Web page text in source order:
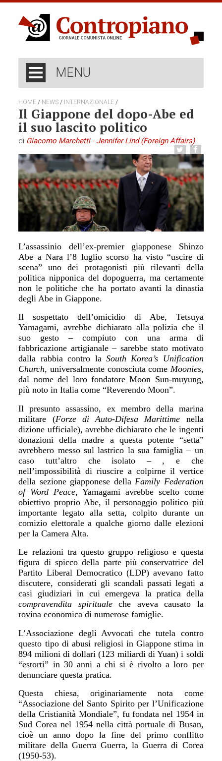
MENU
HOME / NEWS / INTERNAZIONALE /
Il Giappone del dopo-Abe ed
il suo lascito politico
di Giacomo Marchetti - Jennifer Lind (Foreign Affairs)
L’assassinio dell’ex-premier giapponese Shinzo
Abe a Nara l’8 luglio scorso ha visto “uscire di
scena” uno dei protagonisti più rilevanti della
politica nipponica del dopoguerra, ma certamente
non le politiche che ha portato avanti la dinastia
degli Abe in Giappone.
Il sospettato dell’omicidio di Abe, Tetsuya
Yamagami, avrebbe dichiarato alla polizia che il
suo gesto – compiuto con una arma di
fabbricazione artigianale – sarebbe stato motivato
dalla rabbia contro la South Korea’s Unification
Church, universalmente conosciuta come Moonies,
dal nome del loro fondatoreMoon Sun-muyung,
più noto in Italia come “Reverendo Moon”.
Il presunto assassino, ex membro della marina
militare (Forze di Auto-Difesa Marittime nella
dizione ufficiale), avrebbe dichiarato che le ingenti
donazioni della madre a questa potente “setta”
avrebbero messo sul lastrico la sua famiglia – un
caso tutt’altro che isolato – , e che
nell’impossibilità di riuscire a colpirne il vertice
della sezione giapponese della Family Federation
of Word Peace, Yamagami avrebbe scelto come
obiettivo proprio Abe, il personaggio politico più
importante legato alla setta, colpito durante un
comizio elettorale a qualche giorno dalle elezioni
per la Camera Alta.
Le relazioni tra questo gruppo religioso e questa
figura di spicco della parte più conservatrice del
Partito Liberal Democratico (LDP) avevano fatto
discutere, considerati gli scandali passati legati a
casi giudiziari in cui emergeva la pratica della
compravendita spiritualeche aveva causato la
rovina economica di numerose famiglie.
L’Associazione degli Avvocati che tutela contro
questo tipo di abusi religiosi in Giappone stima in
894 milioni di dollari (123 miliardi di Yuan) i soldi
“estorti” in 30 anni a chi si è rivolto a loro per
denunciare questa pratica.
Questa chiesa, originariamente nota come
“Associazione del Santo Spirito per l’Unificazione
della Cristianità Mondiale”, fu fondata nel 1954 in
Sud Corea nel 1954 nella città portuale di Busan,
cioè un anno dopo la fine del primo conflitto
militare della Guerra Guerra, la Guerra di Corea
(1950-53).